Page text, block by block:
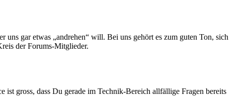
uns gar etwas „andrehen“ will. Bei uns gehört es zum guten Ton, sich
der Forums-Mitglieder.
gross, dass Du gerade im Technik-Bereich allfällige Fragen bereits